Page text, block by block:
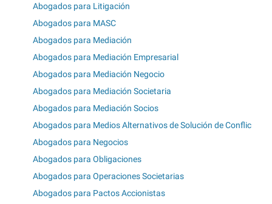
Abogados para Litigación
Abogados para MASC
Abogados para Mediación
Abogados para Mediación Empresarial
Abogados para Mediación Negocio
Abogados para Mediación Societaria
Abogados para Mediación Socios
Abogados para Medios Alternativos de Solución de Conflic
Abogados para Negocios
Abogados para Obligaciones
Abogados para Operaciones Societarias
Abogados para Pactos Accionistas